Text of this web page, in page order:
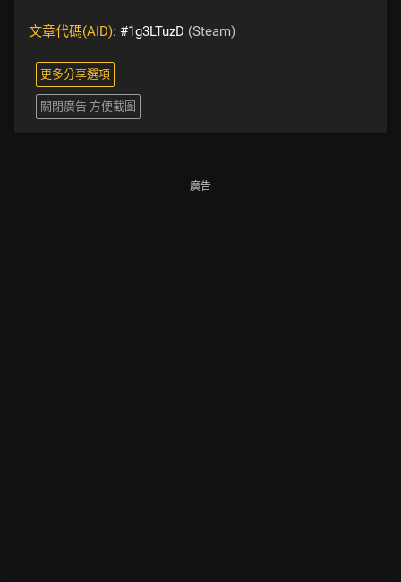
文章代碼(AID): #1g3LTuzD (Steam)
更多分享選項
關閉廣告 方便截圖
廣告